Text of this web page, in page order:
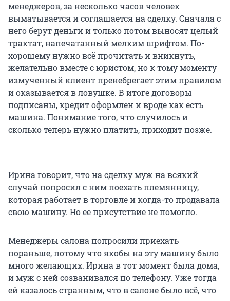
менеджеров, за несколько часов человек
выматывается и соглашается на сделку. Сначала с
него берут деньги и только потом выносят целый
трактат, напечатанный мелким шрифтом. По-
хорошему нужно всё прочитать и вникнуть,
желательно вместе с юристом, но к тому моменту
измученный клиент пренебрегает этим правилом
и оказывается в ловушке. В итоге договоры
подписаны, кредит оформлен и вроде как есть
машина. Понимание того, что случилось и
сколько теперь нужно платить, приходит позже.
Ирина говорит, что на сделку муж на всякий
случай попросил с ним поехать племянницу,
которая работает в торговле и когда-то продавала
свою машину. Но ее присутствие не помогло.
Менеджеры салона попросили приехать
пораньше, потому что якобы на эту машину было
много желающих. Ирина в тот момент была дома,
и муж с ней созванивался по телефону. Уже тогда
ей казалось странным, что в салоне было всё, что